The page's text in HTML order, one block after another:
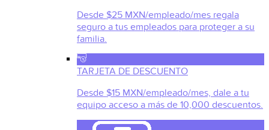
Desde $25 MXN/empleado/mes regala
seguro a tus empleados para proteger a su
familia.
TARJETA DE DESCUENTO
Desde $15 MXN/empleado/mes, dale a tu
equipo acceso a más de 10,000 descuentos.